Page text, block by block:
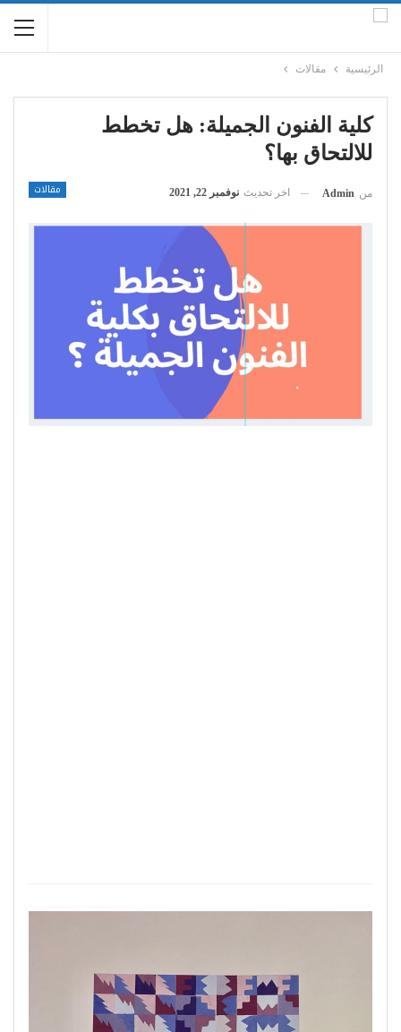
الرئيسية مقالات
كلية الفنون الجميلة: هل تخطط
للالتحاق بها؟
مقالات من Admin اخر تحديث نوفمبر 22, 2021